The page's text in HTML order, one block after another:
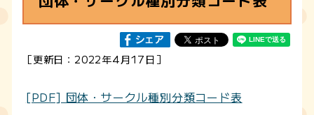
［更新日：2022年4月17日］
[PDF] 団体・サークル種別分類コード表